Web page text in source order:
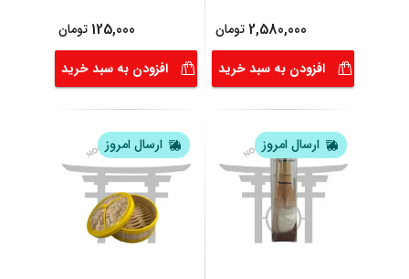
2,580,000تومان
افزودن به سبد خرید
125,000 تومان
افزودن به سبد خرید
ارسال امروز ارسال امروز